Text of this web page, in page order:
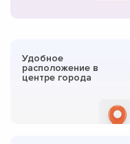
Удобное
расположение в
центре города